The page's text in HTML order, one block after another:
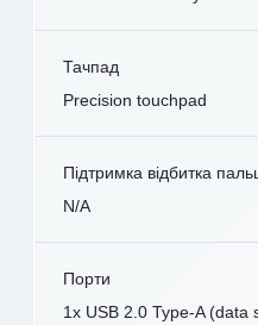
Тачпад
Precision touchpad
Підтримка відбитка
N/A
Порти
1x USB 2.0 Type-A (data